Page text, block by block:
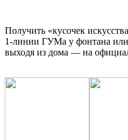
Получить «кусочек
1-линии ГУМа у фонтана
выходя из дома — на